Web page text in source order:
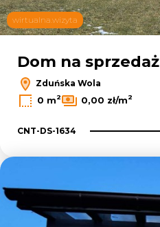
wirtualna.wizyta
Dom na sprzedaż
Zduńska Wola
0 m2 0,00 zł/m2
CNT-DS-1634